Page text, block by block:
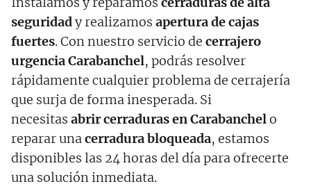
seguridady realizamos apertura de cajas
fuertes. Con nuestro servicio de cerrajero
urgencia Carabanchel, podrás resolver
rápidamente cualquier problema de cerrajería
que surja de forma inesperada. Si
necesitas abrir cerraduras en Carabanchelo
reparar unacerradura bloqueada, estamos
disponibles las 24 horas del día para ofrecerte
una solución inmediata.